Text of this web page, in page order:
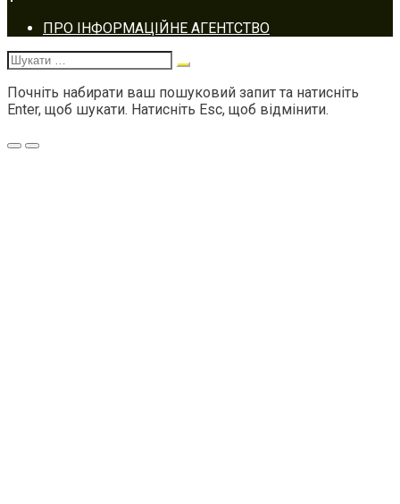
Footer
navigation
ПРО ІНФОРМАЦІЙНЕ АГЕНТСТВО
Шукати:
Почніть набирати ваш пошуковий запит та натисніть
Enter, щоб шукати. Натисніть Esc, щоб відмінити.
Меню